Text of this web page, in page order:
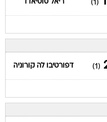
(1) ריאל סוסיאדד
(1) דפורטיבו לה קורוניה